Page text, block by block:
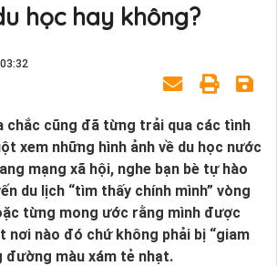
học hay không?
chắc cũng đã từng trải qua các tình
xem những hình ảnh về du học nước
mạng xã hội, nghe bạn bè tự hào
du lịch “tìm thấy chính mình” vòng
từng mong ước rằng mình được
nơi nào đó chứ không phải bị “giam
đường màu xám tẻ nhạt.